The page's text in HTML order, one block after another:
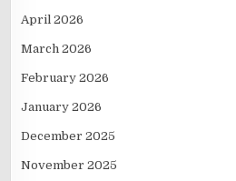
April 2026
March 2026
February 2026
January 2026
December 2025
November 2025